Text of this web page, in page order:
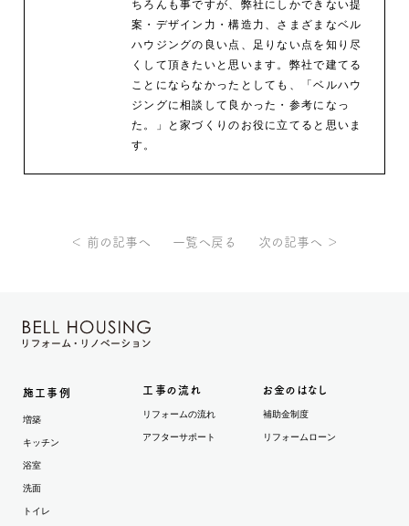
ちろんも事ですが、弊社にしかできない提
案・デザイン力・構造力、さまざまなベル
ハウジングの良い点、足りない点を知り尽
くして頂きたいと思います。弊社で建てる
ことにならなかったとしても、「ベルハウ
ジングに相談して良かった・参考になっ
た。」と家づくりのお役に立てると思いま
す。
＜ 前の記事へ 一覧へ戻る 次の記事へ ＞
施工事例
増築
キッチン
浴室
洗面
トイレ
工事の流れ
リフォームの流れ
アフターサポート
お金のはなし
補助金制度
リフォームローン